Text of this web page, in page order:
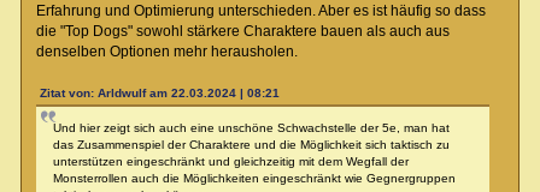
Erfahrung und Optimierung unterschieden. Aber es ist häufig so dass
die "Top Dogs" sowohl stärkere Charaktere bauen als auch aus
denselben Optionen mehr herausholen.
Zitat von: Arldwulf am 22.03.2024 | 08:21
Und hier zeigt sich auch eine unschöne Schwachstelle der 5e, man hat
das Zusammenspiel der Charaktere und die Möglichkeit sich taktisch zu
unterstützen eingeschränkt und gleichzeitig mit dem Wegfall der
Monsterrollen auch die Möglichkeiten eingeschränkt wie Gegnergruppen